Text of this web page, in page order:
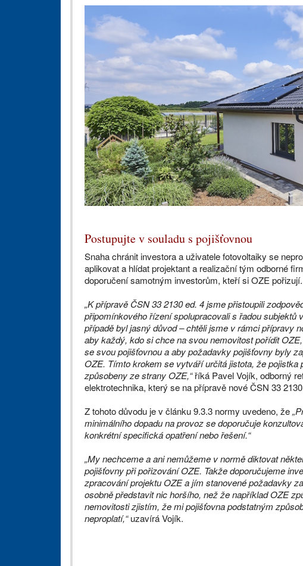
Postupujte v souladu s pojišťovnou
Snaha chránit investora a uživatele fotovoltaiky se
aplikovat a hlídat projektant a realizační tým odborné
doporučení samotným investorům, kteří si OZE pořizují.
„K přípravě ČSN 33 2130 ed. 4 jsme přistoupili
připomínkového řízení spolupracovali s řadou subjektů
případě byl jasný důvod – chtěli jsme v rámci přípravy
aby každý, kdo si chce na svou nemovitost pořídit
se svou pojišťovnou a aby požadavky pojišťovny byly
OZE. Tímto krokem se vytváří určitá jistota, že
způsobeny ze strany OZE,“říká Pavel Vojík, odborný
elektrotechnika, který se na přípravě nové ČSN 33
Z tohoto důvodu je v článku 9.3.3 normy uvedeno, že
minimálního dopadu na provoz se doporučuje
konkrétní specifická opatření nebo řešení.“
„My nechceme a ani nemůžeme v normě diktovat
pojišťovny při pořizování OZE. Takže doporučujeme
zpracování projektu OZE a jím stanovené požadavky
osobně představit nic horšího, než že například OZE
nemovitosti zjistím, že mi pojišťovna podstatným
neproplatí,“uzavírá Vojík.